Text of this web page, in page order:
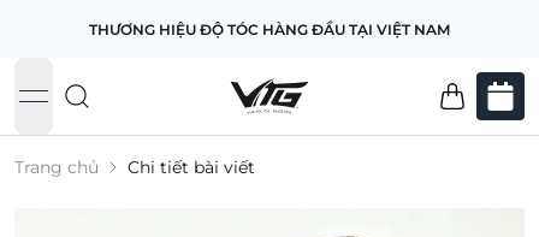
THƯƠNG HIỆU ĐỘ TÓC HÀNG ĐẦU TẠI VIỆT NAM
open navigation menu
Trang chủ Chi tiết bài viết